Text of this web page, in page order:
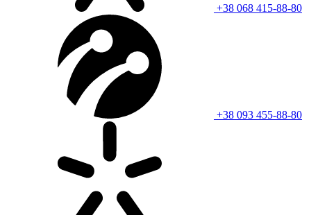
+38 068 415-88-80
+38 093 455-88-80